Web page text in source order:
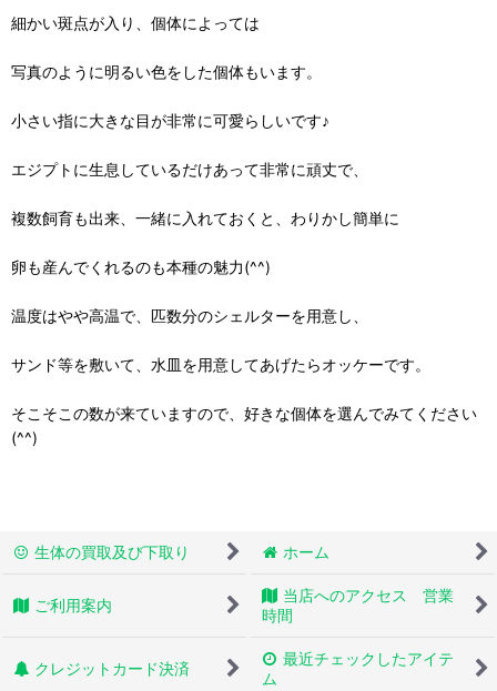
細かい斑点が入り、個体によっては
写真のように明るい色をした個体もいます。
小さい指に大きな目が非常に可愛らしいです♪
エジプトに生息しているだけあって非常に頑丈で、
複数飼育も出来、一緒に入れておくと、わりかし簡単に
卵も産んでくれるのも本種の魅力(^^)
温度はやや高温で、匹数分のシェルターを用意し、
サンド等を敷いて、水皿を用意してあげたらオッケーです。
そこそこの数が来ていますので、好きな個体を選んでみてください
(^^)
生体の買取及び下取り ホーム
ご利用案内
当店へのアクセス 営業
時間
クレジットカード決済
最近チェックしたアイテ
ム